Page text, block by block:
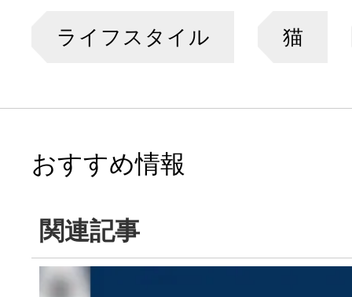
ライフスタイル 猫
おすすめ情報
関連記事